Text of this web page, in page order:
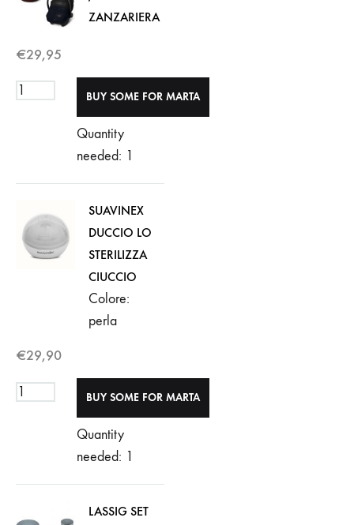
ZANZARIERA
€29,95
Quantity
needed: 1
SUAVINEX
DUCCIO LO
STERILIZZA
CIUCCIO
Colore:
perla
€29,90
Quantity
needed: 1
LASSIG SET